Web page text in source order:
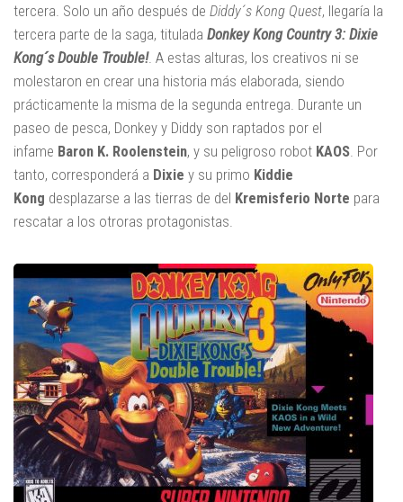
tercera. Solo un año después de Diddy´s Kong Quest, llegaría la
tercera parte de la saga, titulada Donkey Kong Country 3: Dixie
Kong´s Double Trouble!. A estas alturas, los creativos ni se
molestaron en crear una historia más elaborada, siendo
prácticamente la misma de la segunda entrega. Durante un
paseo de pesca, Donkey y Diddy son raptados por el
infame Baron K. Roolenstein, y su peligroso robot KAOS . Por
tanto, corresponderá a Dixie y su primo Kiddie
Kong desplazarse a las tierras de del Kremisferio Norte para
rescatar a los otroras protagonistas.